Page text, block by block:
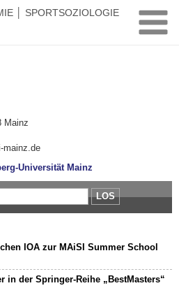
│ SPORTSOZIOLOGIE
Mainz
mainz.de
Universität Mainz
LOS
IOA zur MAiSI Summer School
in der Springer-Reihe „BestMasters“